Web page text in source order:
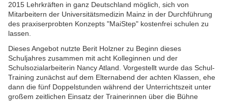
2015 Lehrkräften in ganz Deutschland möglich, sich von
Mitarbeitern der Universitätsmedizin Mainz in der Durchführung
des praxiserprobten Konzepts "MaiStep" kostenfrei schulen zu
lassen.
Dieses Angebot nutzte Berit Holzner zu Beginn dieses
Schuljahres zusammen mit acht Kolleginnen und der
Schulsozialarbeiterin Nancy Atland. Vorgestellt wurde das Schul-
Training zunächst auf dem Elternabend der achten Klassen, ehe
dann die fünf Doppelstunden während der Unterrichtszeit unter
großem zeitlichen Einsatz der Trainerinnen über die Bühne